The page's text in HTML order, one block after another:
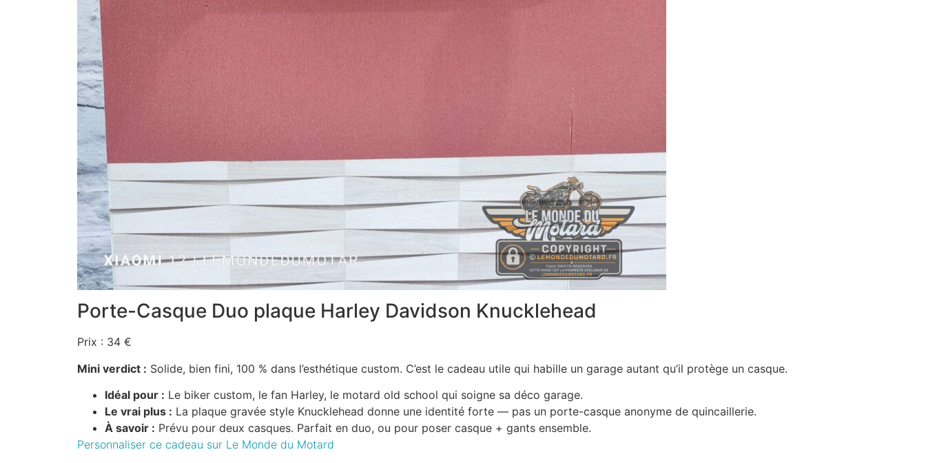
Porte-Casque Duo plaque Harley Davidson Knucklehead
Prix : 34 €
Mini verdict : Solide, bien fini, 100 % dans l’esthétique custom. C’est le cadeau utile qui habille un garage autant qu’il protège un casque.
Idéal pour : Le biker custom, le fan Harley, le motard old school qui soigne sa déco garage.
Le vrai plus : La plaque gravée style Knucklehead donne une identité forte — pas un porte-casque anonyme de quincaillerie.
À savoir : Prévu pour deux casques. Parfait en duo, ou pour poser casque + gants ensemble.
Personnaliser ce cadeau sur Le Monde du Motard